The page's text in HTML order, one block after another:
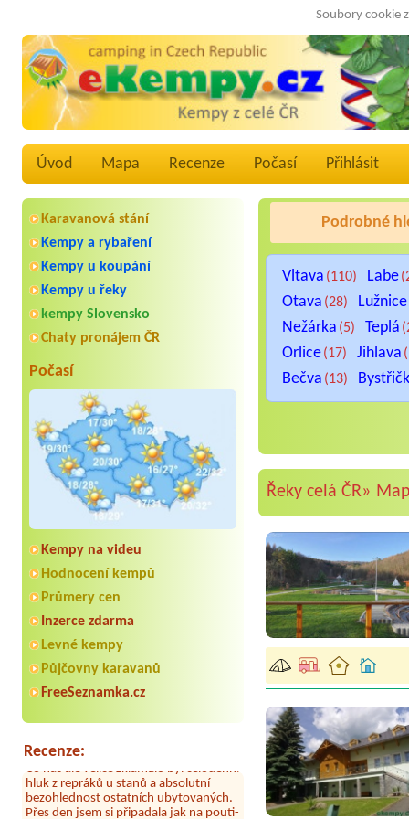
Soubory cookie
Úvod Mapa Recenze Počasí Přihlásit
Karavanová stání
Kempy a rybaření
Kempy u koupání
Kempy u řeky
kempy Slovensko
Chaty pronájem ČR
Počasí
Kempy na videu
Hodnocení kempů
Průmery cen
Inzerce zdarma
Levné kempy
Půjčovny karavanů
FreeSeznamka.cz
Recenze:
Aneta Melicharová
Byli jsme zde v týdnu od 25.7. do 1.8.
2026. Kemp jako takový je pěkný. V
umývárně i na WC bylo vždy čisto,
doplněný papír i utěrky, což při
Co nás ale velice zklamalo byl celodenní
bezohlednost ostatních ubytovaných.
Přes den jsem si připadala jak na pouti-
z každého koutu hrála jiná
Podrobné
Vltava (110) Labe
Otava (28) Lužnice
Nežárka (5) Teplá
Orlice(17) Jihlava
Bečva (13)
Řeky celá ČR»